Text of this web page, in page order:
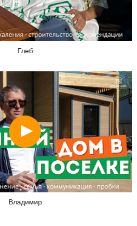
Глеб
Смотреть
Владимир